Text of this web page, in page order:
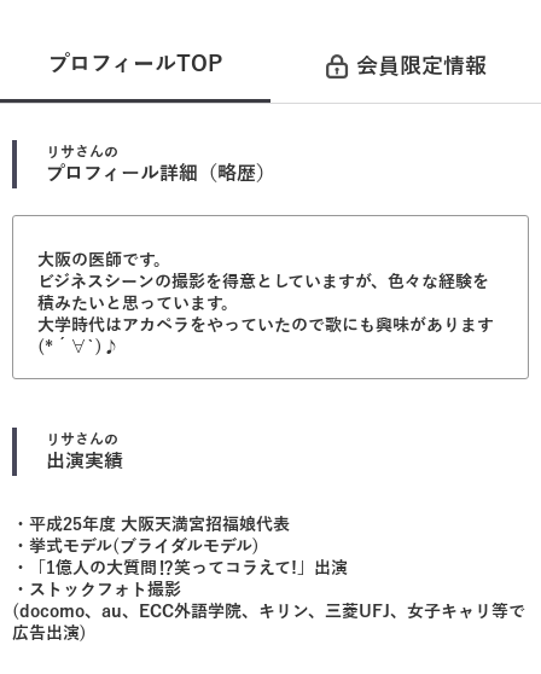
プロフィールTOP 会員限定情報
リサ さんの
プロフィール詳細（略歴）
大阪の医師です。
ビジネスシーンの撮影を得意としていますが、色々な経験を
積みたいと思っています。
大学時代はアカペラをやっていたので歌にも興味があります
(*´∀`)♪
リサ さんの
出演実績
・平成25年度 大阪天満宮招福娘代表
・挙式モデル(ブライダルモデル)
・「1億人の大質問⁉︎笑ってコラえて!」出演
・ストックフォト撮影
(docomo、au、ECC外語学院、キリン、三菱UFJ、女子キャリ等で
広告出演)